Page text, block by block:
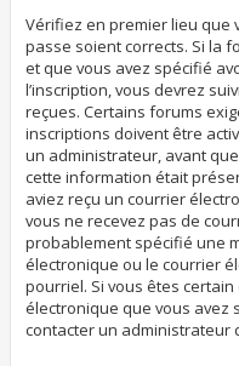
Vérifiez en premier lieu que
passe soient corrects. Si la
et que vous avez spécifié
l’inscription, vous devrez
reçues. Certains forums
inscriptions doivent être
un administrateur, avant
cette information était
aviez reçu un courrier
vous ne recevez pas de
probablement spécifié une
électronique ou le courrier
pourriel. Si vous êtes
électronique que vous avez
contacter un administrateur